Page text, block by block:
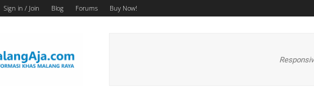
Sign in / Join Blog Forums Buy Now!